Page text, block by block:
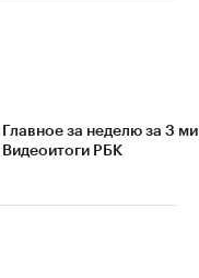
Главное за неделю за 3
Видеоитоги РБК